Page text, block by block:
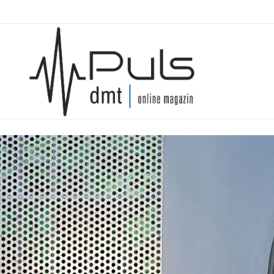
Puls Magazin
Zukunft der Mobilität